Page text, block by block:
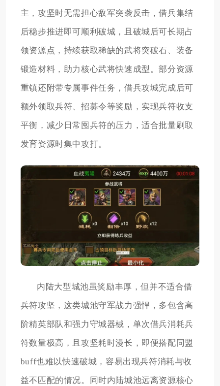
主，攻坚时无需担心敌军突袭反击，借兵集结
后稳步推进即可顺利破城，且破城后可长期占
领资源点，持续获取稀缺的武将突破石、装备
锻造材料，助力核心武将快速成型。部分资源
重镇还附带专属事件任务，借兵攻城完成后可
额外领取兵符、招募令等奖励，实现兵符收支
平衡，减少日常囤兵符的压力，适合批量刷取
发育资源时集中攻打。
内陆大型城池虽奖励丰厚，但并不适合借
兵符攻坚，这类城池守军战力强悍，多包含高
阶精英部队和强力守城器械，单次借兵消耗兵
符数量极高，且攻坚耗时漫长，即便搭配同盟
buff也难以快速破城，容易出现兵符消耗与收
益不匹配的情况。同时内陆城池远离资源核心